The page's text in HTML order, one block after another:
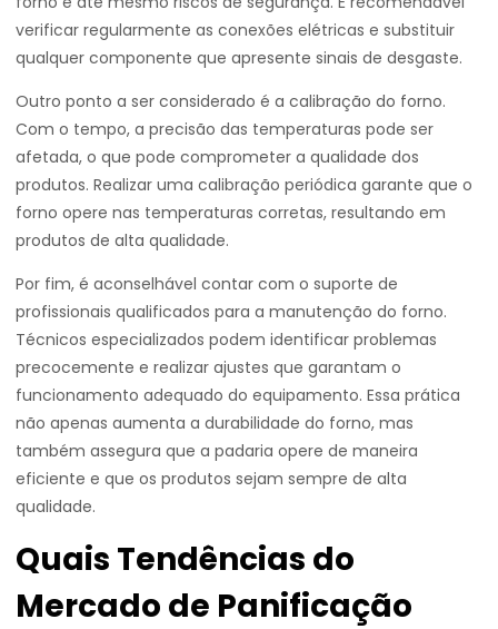
verificar regularmente as conexões elétricas e substituir
qualquer componente que apresente sinais de desgaste.
Outro ponto a ser considerado é a calibração do forno.
Com o tempo, a precisão das temperaturas pode ser
afetada, o que pode comprometer a qualidade dos
produtos. Realizar uma calibração periódica garante que o
forno opere nas temperaturas corretas, resultando em
produtos de alta qualidade.
Por fim, é aconselhável contar com o suporte de
profissionais qualificados para a manutenção do forno.
Técnicos especializados podem identificar problemas
precocemente e realizar ajustes que garantam o
funcionamento adequado do equipamento. Essa prática
não apenas aumenta a durabilidade do forno, mas
também assegura que a padaria opere de maneira
eficiente e que os produtos sejam sempre de alta
qualidade.
Quais Tendências do
Mercado de Panificação